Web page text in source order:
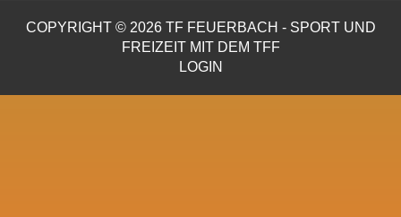
COPYRIGHT © 2026 TF FEUERBACH - SPORT UND
FREIZEIT MIT DEM TFF
LOGIN